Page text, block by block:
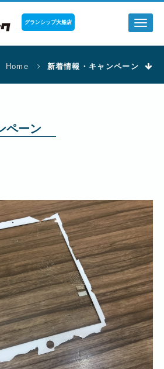
Toggle
グランシップ大船店
Home 新着情報・キャンペーン
ペーン